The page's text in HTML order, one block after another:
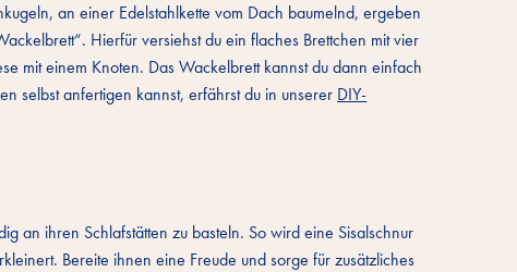
an einer Edelstahlkette vom Dach baumelnd, ergeben
Hierfür versiehst du ein flaches Brettchen mit vier
mit einem Knoten. Das Wackelbrett kannst du dann einfach
selbst anfertigen kannst, erfährst du in unserer DIY-
an ihren Schlafstätten zu basteln. So wird eine Sisalschnur
Bereite ihnen eine Freude und sorge für zusätzliches